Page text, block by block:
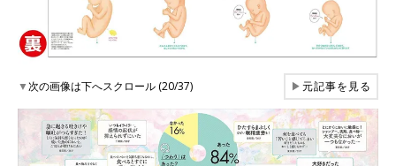
▼次の画像は下へスクロール (20/37) ▶元記事を見る